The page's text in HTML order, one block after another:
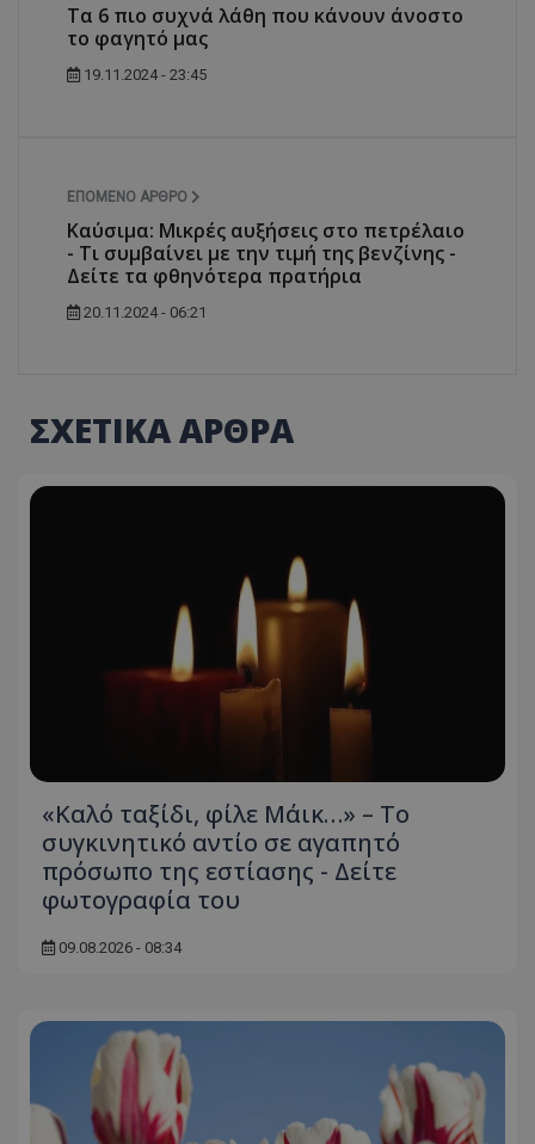
Τα 6 πιο συχνά λάθη που κάνουν άνοστο
το φαγητό μας
19.11.2024 - 23:45
ΕΠΌΜΕΝΟ ΆΡΘΡΟ
Καύσιμα: Μικρές αυξήσεις στο πετρέλαιο
- Τι συμβαίνει με την τιμή της βενζίνης -
Δείτε τα φθηνότερα πρατήρια
20.11.2024 - 06:21
ΣΧΕΤΙΚΑ ΑΡΘΡΑ
«Καλό ταξίδι, φίλε Μάικ…» – Το
συγκινητικό αντίο σε αγαπητό
πρόσωπο της εστίασης - Δείτε
φωτογραφία του
09.08.2026 - 08:34